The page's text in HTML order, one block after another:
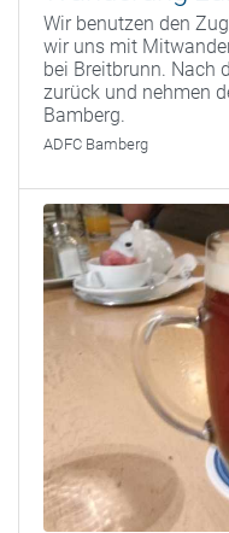
Wir benutzen den
wir uns mit
bei Breitbrunn. Nach
zurück und nehmen
Bamberg.
ADFC Bamberg